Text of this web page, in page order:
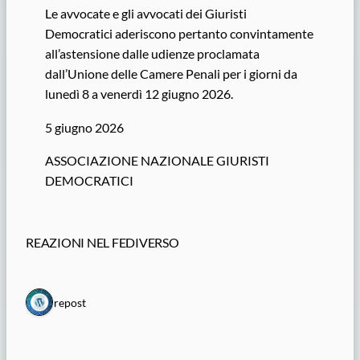
Le avvocate e gli avvocati dei Giuristi
Democratici aderiscono pertanto convintamente
all’astensione dalle udienze proclamata
dall’Unione delle Camere Penali per i giorni da
lunedì 8 a venerdì 12 giugno 2026.
5 giugno 2026
ASSOCIAZIONE NAZIONALE GIURISTI
DEMOCRATICI
REAZIONI NEL FEDIVERSO
1 repost